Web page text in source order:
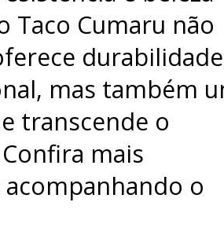
Taco Cumaru não
durabilidade
mas também
transcende o
mais
o